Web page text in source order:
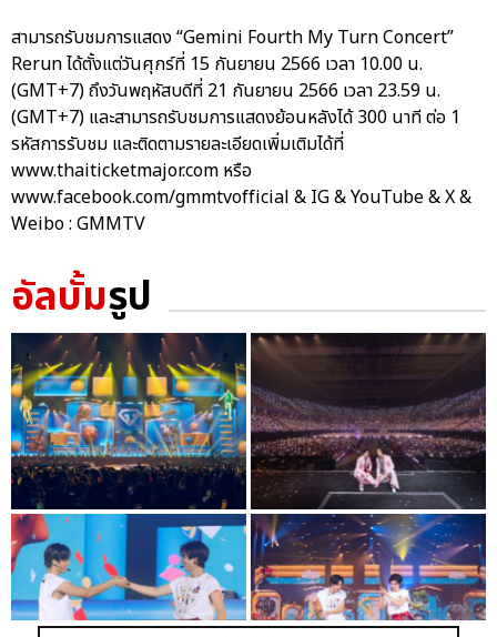
สามารถรับชมการแสดง “Gemini Fourth My Turn Concert”
Rerun ได้ตั้งแต่วันศุกร์ที่ 15 กันยายน 2566 เวลา 10.00 น.
(GMT+7) ถึงวันพฤหัสบดีที่ 21 กันยายน 2566 เวลา 23.59 น.
(GMT+7) และสามารถรับชมการแสดงย้อนหลังได้ 300 นาที ต่อ 1
รหัสการรับชม และติดตามรายละเอียดเพิ่มเติมได้ที่
www.thaiticketmajor.com หรือ
www.facebook.com/gmmtvofficial & IG & YouTube & X &
Weibo : GMMTV
อัลบั้มรูป